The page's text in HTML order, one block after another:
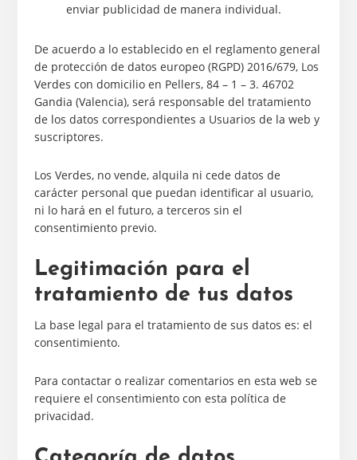
enviar publicidad de manera individual.
De acuerdo a lo establecido en el reglamento general
de protección de datos europeo (RGPD) 2016/679, Los
Verdes con domicilio en Pellers, 84 – 1 – 3. 46702
Gandia (Valencia), será responsable del tratamiento
de los datos correspondientes a Usuarios de la web y
suscriptores.
Los Verdes, no vende, alquila ni cede datos de
carácter personal que puedan identificar al usuario,
ni lo hará en el futuro, a terceros sin el
consentimiento previo.
Legitimación para el
tratamiento de tus datos
La base legal para el tratamiento de sus datos es: el
consentimiento.
Para contactar o realizar comentarios en esta web se
requiere el consentimiento con esta política de
privacidad.